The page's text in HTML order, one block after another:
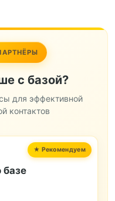
с базой?
для эффективной
контактов
базе